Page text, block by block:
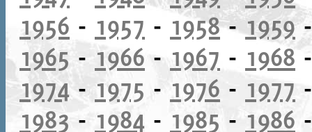
1956 - 1957 - 1958-1959
1965 -1966 - 1967 - 1968
1974- 1975 - 1976 - 1977
1983 - 1984 - 1985 - 1986